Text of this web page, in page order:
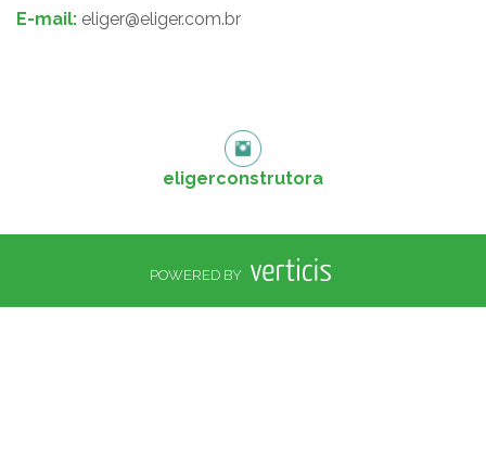
E-mail: eliger@eliger.com.br
eligerconstrutora
POWERED BY